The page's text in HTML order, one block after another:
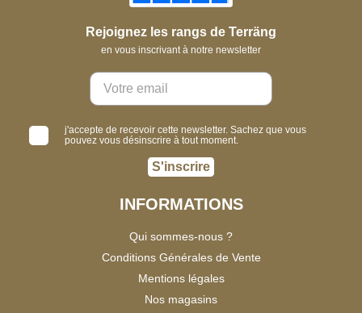
Rejoignez les rangs de Terräng
en vous inscrivant à notre newsletter
j'accepte de recevoir cette newsletter. Sachez que vous
pouvez vous désinscrire à tout moment.
S'inscrire
INFORMATIONS
Qui sommes-nous ?
Conditions Générales de Vente
Mentions légales
Nos magasins